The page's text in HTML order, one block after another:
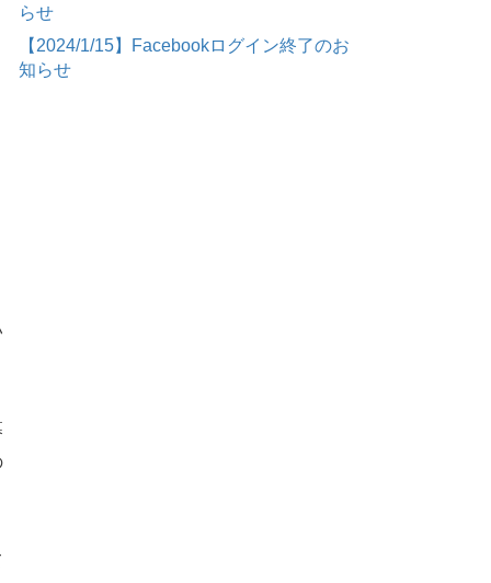
らせ
【2024/1/15】Facebookログイン終了のお
知らせ